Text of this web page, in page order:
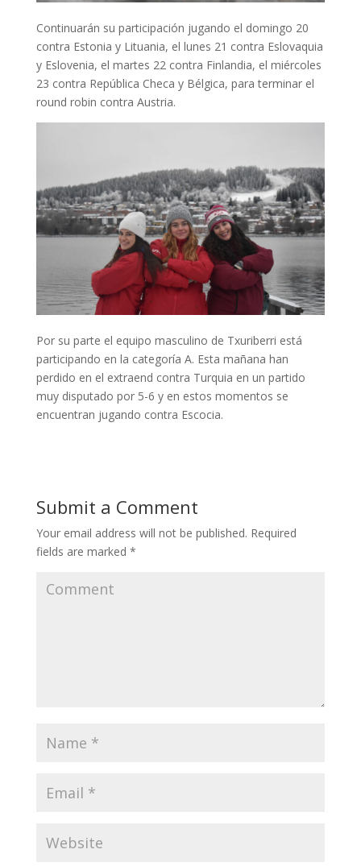
Continuarán su participación jugando el domingo 20
contra Estonia y Lituania, el lunes 21 contra Eslovaquia
y Eslovenia, el martes 22 contra Finlandia, el miércoles
23 contra República Checa y Bélgica, para terminar el
round robin contra Austria.
Por su parte el equipo masculino de Txuriberri está
participando en la categoría A. Esta mañana han
perdido en el extraend contra Turquia en un partido
muy disputado por 5-6 y en estos momentos se
encuentran jugando contra Escocia.
Submit a Comment
Your email address will not be published. Required
fields are marked *